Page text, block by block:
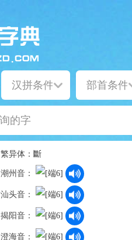
繁异体： 斷
潮州音：
汕头音：
揭阳音：
澄海音：